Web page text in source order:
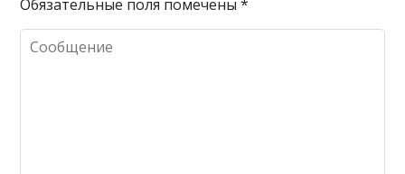
Обязательные поля помечены*